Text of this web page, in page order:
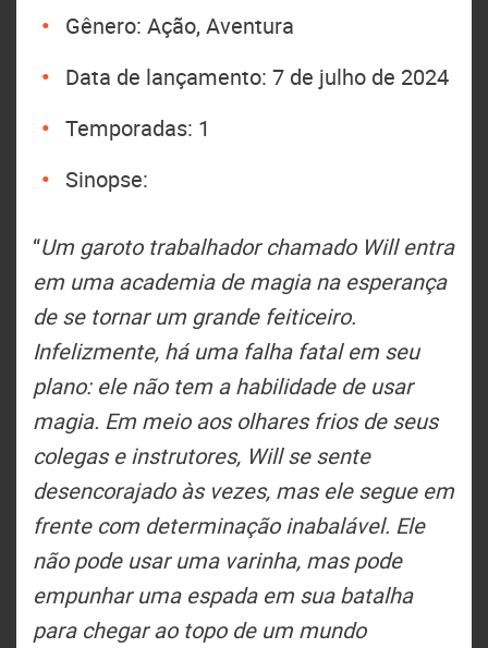
Gênero: Ação, Aventura
Data de lançamento: 7 de julho de 2024
Temporadas: 1
Sinopse:
“Um garoto trabalhador chamado Will entra
em uma academia de magia na esperança
de se tornar um grande feiticeiro.
Infelizmente, há uma falha fatal em seu
plano: ele não tem a habilidade de usar
magia. Em meio aos olhares frios de seus
colegas e instrutores, Will se sente
desencorajado às vezes, mas ele segue em
frente com determinação inabalável. Ele
não pode usar uma varinha, mas pode
empunhar uma espada em sua batalha
para chegar ao topo de um mundo